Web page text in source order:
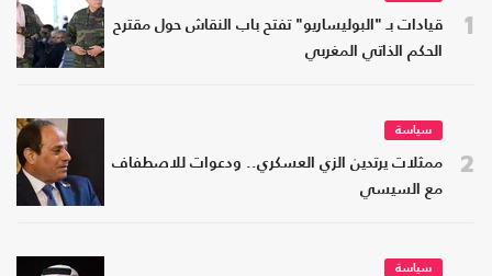
1
قيادات بـ "البوليساريو" تفتح باب النقاش حول مقترح
الحكم الذاتي المغربي
2
سياسة
ممثلات يرتدين الزي العسكري.. ودعوات للاصطفاف
مع السيسي
سياسة